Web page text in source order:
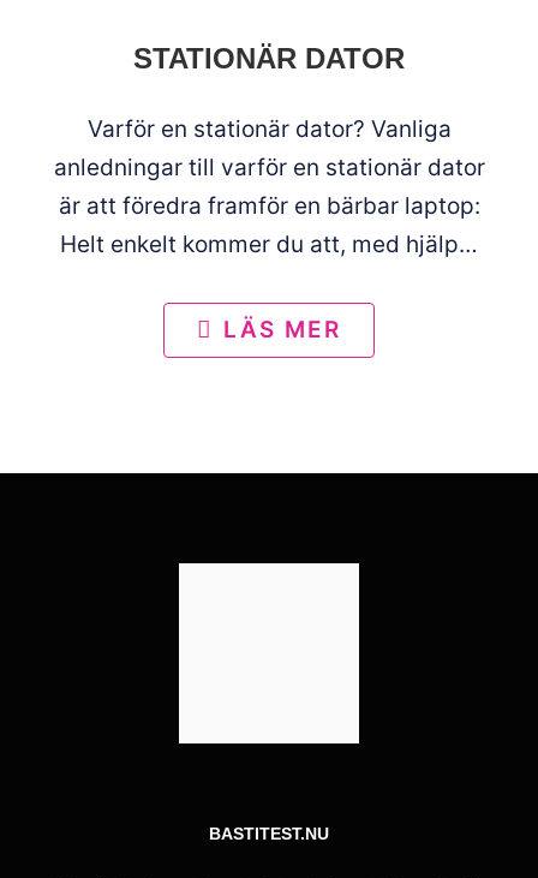
STATIONÄR DATOR
Varför en stationär dator? Vanliga
anledningar till varför en stationär dator
är att föredra framför en bärbar laptop:
Helt enkelt kommer du att, med hjälp…
LÄS MER
BASTITEST.NU